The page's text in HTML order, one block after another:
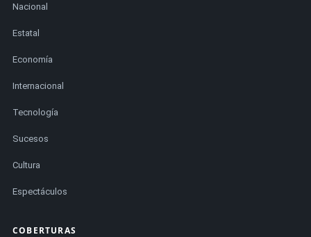
Nacional
Estatal
Economía
Internacional
Tecnología
Sucesos
Cultura
Espectáculos
COBERTURAS